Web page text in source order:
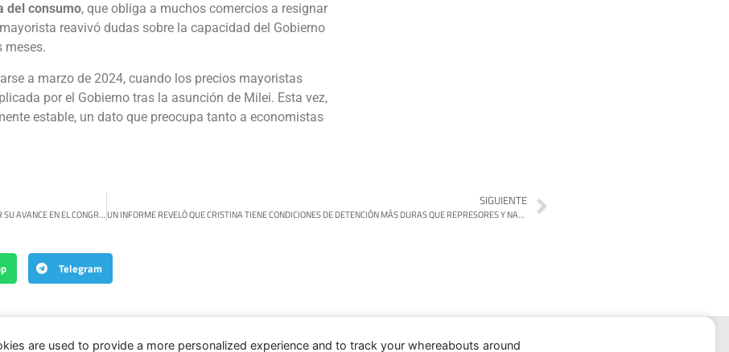
del consumo, que obliga a muchos comercios a resignar
reavivó dudas sobre la capacidad del Gobierno
meses.
a marzo de 2024, cuando los precios mayoristas
por el Gobierno tras la asunción de Milei. Esta vez,
estable, un dato que preocupa tanto a economistas
LA CIENCIOLOGÍA TENDRÁ UN HOMENAJE EN EL SENADO Y CRECE LA POLÉMICA POR SU AVANCE EN EL CONGRESO
SIGUIENTE
UN INFORME REVELÓ QUE CRISTINA TIENE CONDICIONES DE DETENCIÓN MÁS DURAS QUE REPRESORES Y NARCOTRAFICANTES
Telegram
are used to provide a more personalized experience and to track your whereabouts around